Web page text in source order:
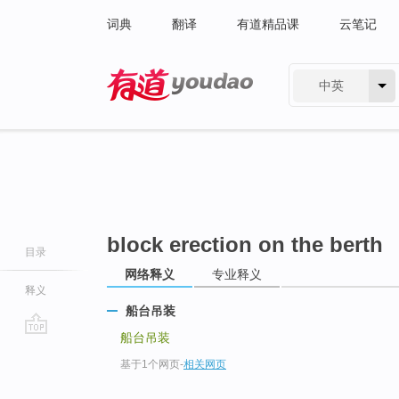
词典 翻译 有道精品课 云笔记
中英
目录
释义
block erection on the berth
网络释义 专业释义
船台吊装
船台吊装
基于1个网页-相关网页